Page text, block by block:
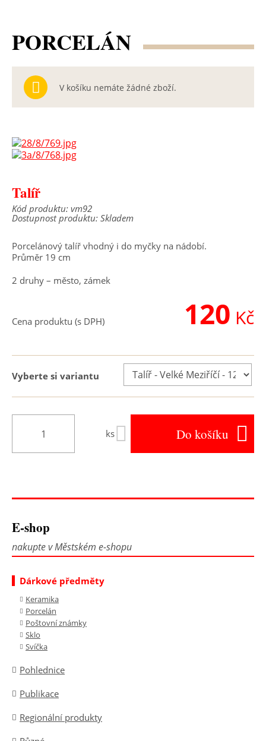
PORCELÁN
V košíku nemáte žádné zboží.
Talíř
Kód produktu: vm92
Dostupnost produktu: Skladem
Porcelánový talíř vhodný i do myčky na nádobí.
Průměr 19 cm
2 druhy – město, zámek
120 Kč
Cena produktu (s DPH)
Vyberte si variantu
ks Do košíku
E-shop
nakupte v Městském e-shopu
Dárkové předměty
Keramika
Porcelán
Poštovní známky
Sklo
Svíčka
Pohlednice
Publikace
Regionální produkty